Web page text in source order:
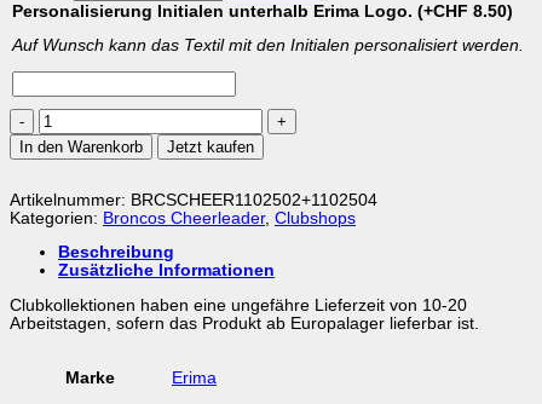
Personalisierung Initialen unterhalb Erima Logo. (+CHF 8.50)
Auf Wunsch kann das Textil mit den Initialen personalisiert werden.
Broncos
Cheerleaders
Activ
Menge
In den Warenkorb Jetzt kaufen
Artikelnummer: BRCSCHEER1102502+1102504
Kategorien: Broncos Cheerleader, Clubshops
Beschreibung
Zusätzliche Informationen
Clubkollektionen haben eine ungefähre Lieferzeit von 10-20
Arbeitstagen, sofern das Produkt ab Europalager lieferbar ist.
Marke Erima